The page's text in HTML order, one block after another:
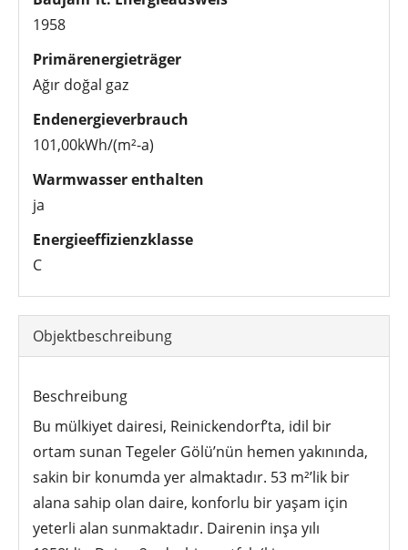
1958
Primärenergieträger
Ağır doğal gaz
Endenergieverbrauch
101,00kWh/(m²-a)
Warmwasser enthalten
ja
Energieeffizienzklasse
C
Objektbeschreibung
Beschreibung
Bu mülkiyet dairesi, Reinickendorf’ta, idil bir
ortam sunan Tegeler Gölü’nün hemen yakınında,
sakin bir konumda yer almaktadır. 53 m²’lik bir
alana sahip olan daire, konforlu bir yaşam için
yeterli alan sunmaktadır. Dairenin inşa yılı